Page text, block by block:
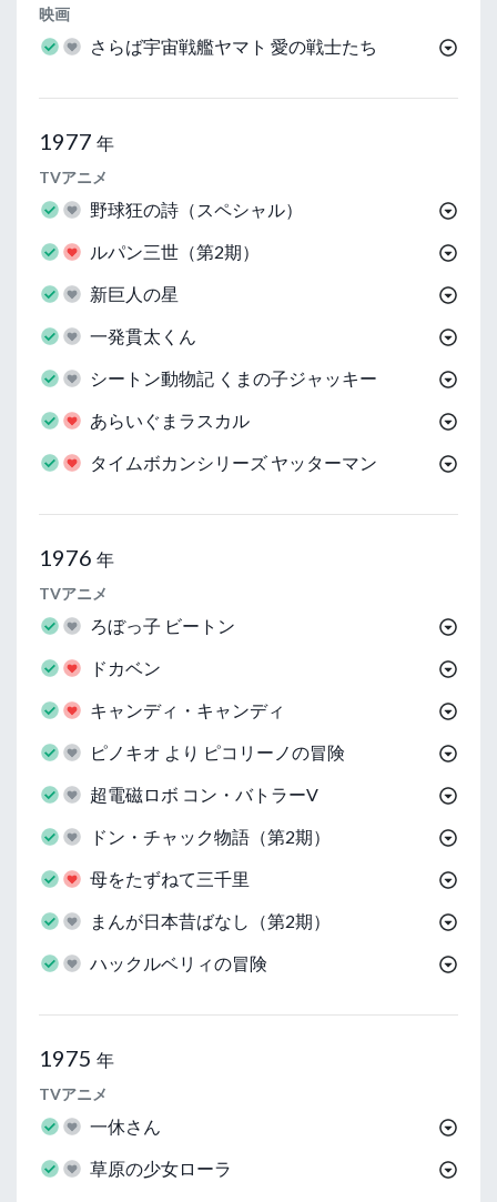
映画
さらば宇宙戦艦ヤマト 愛の戦士たち
1977 年
TVアニメ
野球狂の詩（スペシャル）
ルパン三世（第2期）
新巨人の星
一発貫太くん
シートン動物記 くまの子ジャッキー
あらいぐまラスカル
タイムボカンシリーズ ヤッターマン
1976 年
TVアニメ
ろぼっ子 ビートン
ドカベン
キャンディ・キャンディ
ピノキオ より ピコリーノの冒険
超電磁ロボ コン・バトラーV
ドン・チャック物語（第2期）
母をたずねて三千里
まんが日本昔ばなし（第2期）
ハックルベリィの冒険
1975 年
TVアニメ
一休さん
草原の少女ローラ